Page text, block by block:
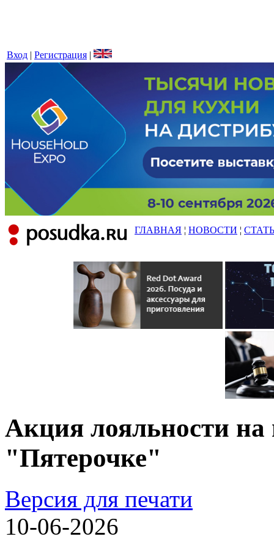
Вход | Регистрация |
ГЛАВНАЯ ¦ НОВОСТИ ¦
Акция лояльности
"Пятерочке"
Версия для печати
10-06-2026